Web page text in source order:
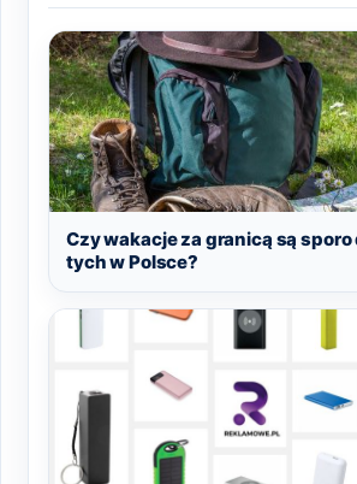
Czy wakacje za granicą są
tych w Polsce?